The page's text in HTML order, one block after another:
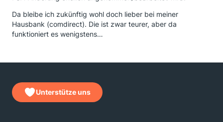
Da bleibe ich zukünftig wohl doch lieber bei meiner
Hausbank (comdirect). Die ist zwar teurer, aber da
funktioniert es wenigstens…
Unterstütze uns